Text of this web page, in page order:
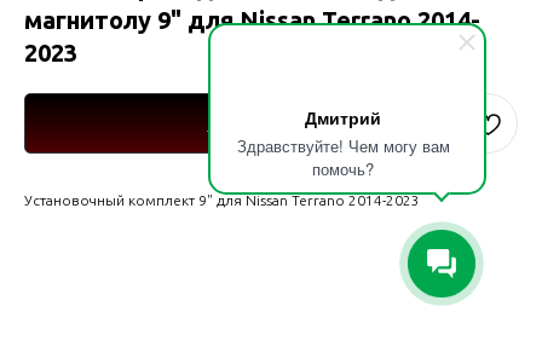
Дмитрий
Здравствуйте! Чем могу вам
помочь?
магнитолу 9" для Nissan Terrano 2014-
2023
Установочный комплект 9" для Nissan Terrano 2014-2023